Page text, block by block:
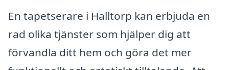
En tapetserare i Halltorp kan erbjuda en
rad olika tjänster som hjälper dig att
förvandla ditt hem och göra det mer